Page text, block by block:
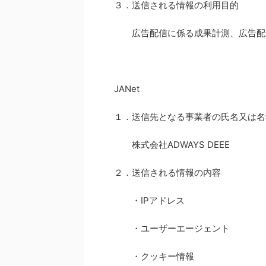
３．送信される情報の利用目的
広告配信に係る成果計測、広告配
JANet
１．送信先となる事業者の氏名又は
株式会社ADWAYS DEEE
２．送信される情報の内容
・IPアドレス
・ユーザーエージェント
・クッキー情報